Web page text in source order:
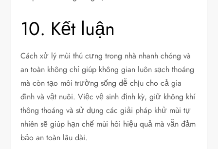
10. Kết luận
Cách xử lý mùi thú cưng trong nhà nhanh chóng và
an toàn không chỉ giúp không gian luôn sạch thoáng
mà còn tạo môi trường sống dễ chịu cho cả gia
đình và vật nuôi. Việc vệ sinh định kỳ, giữ không khí
thông thoáng và sử dụng các giải pháp khử mùi tự
nhiên sẽ giúp hạn chế mùi hôi hiệu quả mà vẫn đảm
bảo an toàn lâu dài.